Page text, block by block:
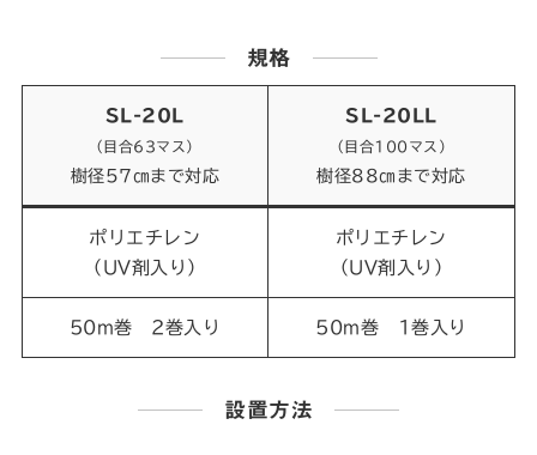
規格
SL-20L
（目合63マス）
樹径57㎝まで対応
SL-20LL
（目合100マス）
樹径88㎝まで対応
ポリエチレン
（UV剤入り）
ポリエチレン
（UV剤入り）
50m巻 2巻入り 50m巻 1巻入り
設置方法